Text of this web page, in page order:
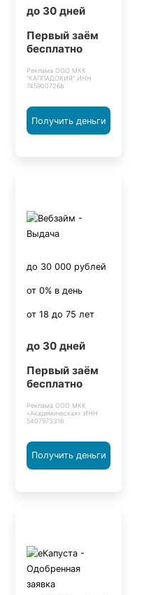
до 30 дней
Первый заём
бесплатно
Реклама ООО МКК
"КАППАДОКИЯ" ИНН
7459007268
Получить деньги
до 30 000 рублей
от 0% в день
от 18 до 75 лет
до 30 дней
Первый заём
бесплатно
Реклама ООО МКК
«Академическая» ИНН
5407973316
Получить деньги